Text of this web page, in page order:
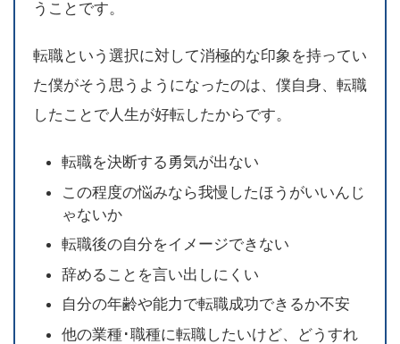
うことです。
転職という選択に対して消極的な印象を持ってい
た僕がそう思うようになったのは、僕自身、転職
したことで人生が好転したからです。
転職を決断する勇気が出ない
この程度の悩みなら我慢したほうがいいんじ
ゃないか
転職後の自分をイメージできない
辞めることを言い出しにくい
自分の年齢や能力で転職成功できるか不安
他の業種･職種に転職したいけど、どうすれ